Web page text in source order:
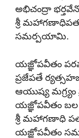
అభిచంద్రా
శ్రీ
సమర్పయామి.
యజ్ఞోపవీతం
ప్రజేపతే
ఆయుష్య మగ్ర్యం
యజ్ఞోపవీతం బల
శ్రీ మహాగణాధి
యజ్ఞోపవీతం